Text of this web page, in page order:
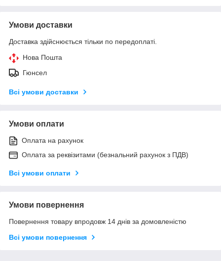
Умови доставки
Доставка здійснюється тільки по передоплаті.
Нова Пошта
Гюнсел
Всі умови доставки
Умови оплати
Оплата на рахунок
Оплата за реквізитами (безнальний рахунок з ПДВ)
Всі умови оплати
Умови повернення
Повернення товару впродовж 14 днів за домовленістю
Всі умови повернення